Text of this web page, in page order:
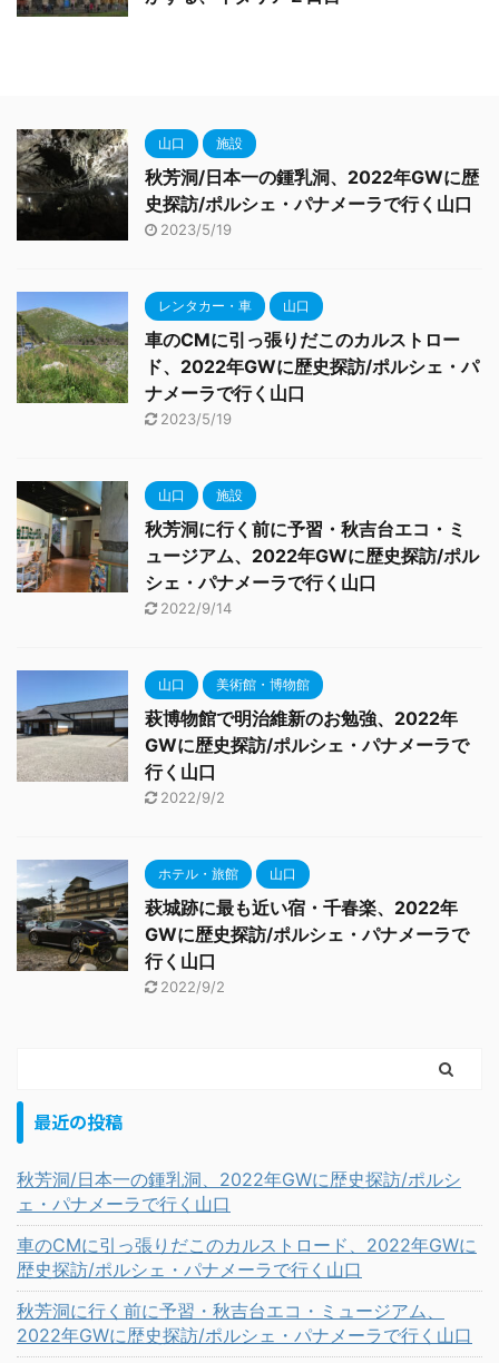
山口 施設
秋芳洞/日本一の鍾乳洞、2022年GWに歴
史探訪/ポルシェ・パナメーラで行く山口
2023/5/19
レンタカー・車 山口
車のCMに引っ張りだこのカルストロー
ド、2022年GWに歴史探訪/ポルシェ・パ
ナメーラで行く山口
2023/5/19
山口 施設
秋芳洞に行く前に予習・秋吉台エコ・ミ
ュージアム、2022年GWに歴史探訪/ポル
シェ・パナメーラで行く山口
2022/9/14
山口 美術館・博物館
萩博物館で明治維新のお勉強、2022年
GWに歴史探訪/ポルシェ・パナメーラで
行く山口
2022/9/2
ホテル・旅館 山口
萩城跡に最も近い宿・千春楽、2022年
GWに歴史探訪/ポルシェ・パナメーラで
行く山口
2022/9/2
最近の投稿
秋芳洞/日本一の鍾乳洞、2022年GWに歴史探訪/ポルシ
ェ・パナメーラで行く山口
車のCMに引っ張りだこのカルストロード、2022年GWに
歴史探訪/ポルシェ・パナメーラで行く山口
秋芳洞に行く前に予習・秋吉台エコ・ミュージアム、
2022年GWに歴史探訪/ポルシェ・パナメーラで行く山口